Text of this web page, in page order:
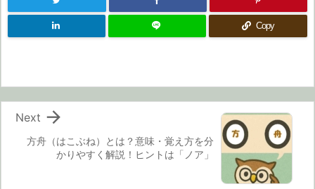
Copy
方舟（はこぶね）とは？意味・覚え方を分
かりやすく解説！ヒントは「ノア」

Next